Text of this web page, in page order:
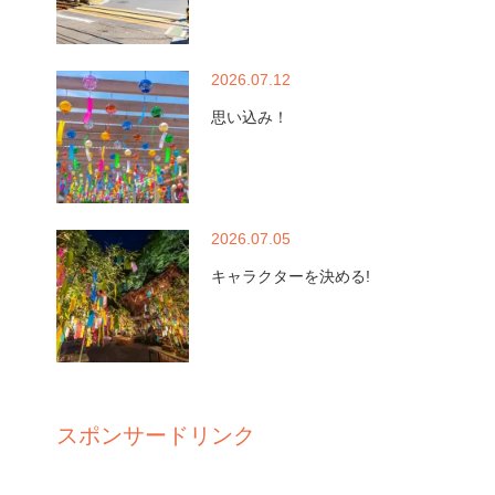
2026.07.12
思い込み！
2026.07.05
キャラクターを決める!
スポンサードリンク